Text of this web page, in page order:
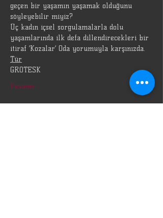
geçen bir yaşamın yaşamak olduğunu
söyleyebilir miyiz?
Üç kadın içsel sorgulamalarla dolu
yaşamlarında ilk defa dillendirecekleri bir
itiraf ‘Kozalar’ Oda yorumuyla karşınızda.
Tür
GROTESK
Devamı